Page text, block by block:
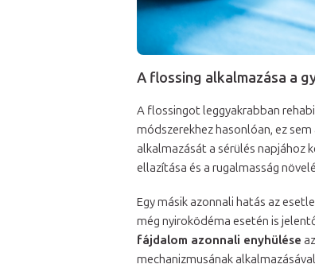
A flossing alkalmazása a
A flossingot leggyakrabban
módszerekhez hasonlóan, ez
alkalmazását a sérülés napjához
ellazítása és a rugalmasság
Egy másik azonnali hatás az
még nyiroködéma esetén is
fájdalom azonnali enyhülése
mechanizmusának